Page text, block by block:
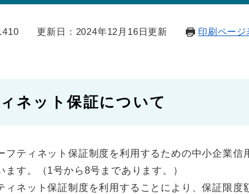
更新日：2024年12月16日更新 印刷ページ
ネット保証について
ティネット保証制度を利用するための中小企業信
ます。（1号から8号まであります。）
ィネット保証制度を利用することにより、保証限度